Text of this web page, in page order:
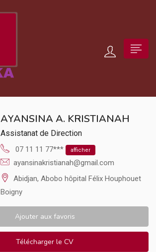
AYANSINA A. KRISTIANAH
Assistanat de Direction
07 11 11 77*** afficher
ayansinakristianah@gmail.com
Abidjan, Abobo hôpital Félix Houphouet
Boigny
Ajouter aux favoris
Télécharger le CV